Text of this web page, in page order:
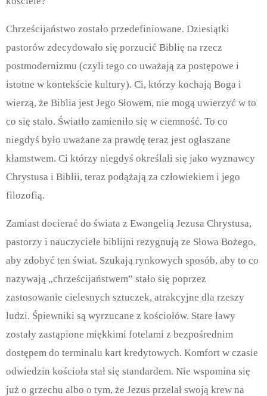
Chrześcijaństwo zostało przedefiniowane. Dziesiątki
pastorów zdecydowało się porzucić Biblię na rzecz
postmodernizmu (czyli tego co uważają za postępowe i
istotne w kontekście kultury). Ci, którzy kochają Boga i
wierzą, że Biblia jest Jego Słowem, nie mogą uwierzyć w to
co się stało. Światło zamieniło się w ciemność. To co
niegdyś było uważane za prawdę teraz jest ogłaszane
kłamstwem. Ci którzy niegdyś określali się jako wyznawcy
Chrystusa i Biblii, teraz podążają za człowiekiem i jego
filozofią.
Zamiast docierać do świata z Ewangelią Jezusa Chrystusa,
pastorzy i nauczyciele biblijni rezygnują ze Słowa Bożego,
aby zdobyć ten świat. Szukają rynkowych sposób, aby to co
nazywają „chrześcijaństwem” stało się poprzez
zastosowanie cielesnych sztuczek, atrakcyjne dla rzeszy
ludzi. Śpiewniki są wyrzucane z kościołów. Stare ławy
zostały zastąpione miękkimi fotelami z bezpośrednim
dostępem do terminalu kart kredytowych. Komfort w czasie
odwiedzin kościoła stał się standardem. Nie wspomina się
już o grzechu albo o tym, że Jezus przelał swoją krew na